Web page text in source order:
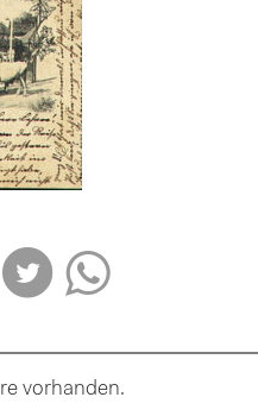
 
vorhanden.